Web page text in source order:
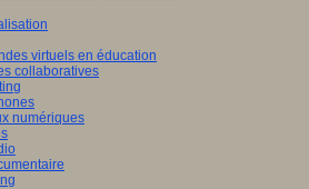
virtuels en éducation
collaboratives
numériques